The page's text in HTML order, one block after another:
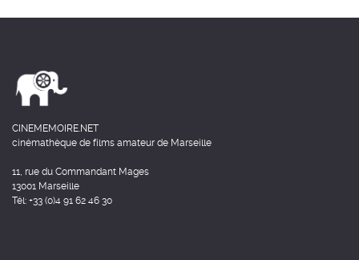
CINEMEMOIRE.NET
cinémathèque de films amateur de Marseille
11, rue du Commandant Mages
13001 Marseille
Tél: +33 (0)4 91 62 46 30